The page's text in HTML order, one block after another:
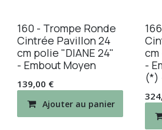
160 - Trompe Ronde
Cintrée Pavillon 24
cm polie "DIANE 24"
- Embout Moyen
139,00 €
Ajouter au panier
cm
-
(*)